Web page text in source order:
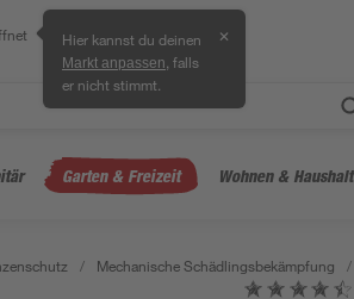
Hier kannst du deinen
Markt anpassen , falls
er nicht stimmt.
✕
Garten & Freizeit Wohnen & Haushalt
/ Mechanische Schädlingsbekämpfung /